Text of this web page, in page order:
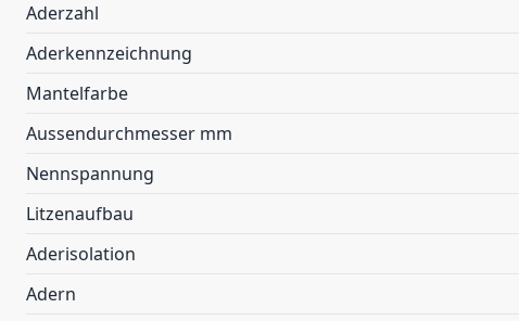
Aderzahl
Aderkennzeichnung
Mantelfarbe
Aussendurchmesser mm
Nennspannung
Litzenaufbau
Aderisolation
Adern